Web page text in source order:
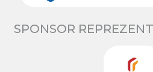
SPONSOR